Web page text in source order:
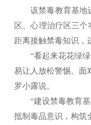
该禁毒教育基地
区、心理治疗区三
距离接触禁毒知识，
“看起来花花绿
易让人放松警惕。面
罗小露说。
“建设禁毒教育
抵制毒品意识，构筑
中全会精神